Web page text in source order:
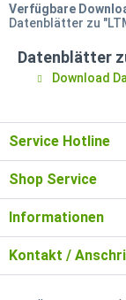
Verfügbare
Datenblätter zu
Datenblätter
Download
Service Hotline
Shop Service
Informationen
Kontakt /